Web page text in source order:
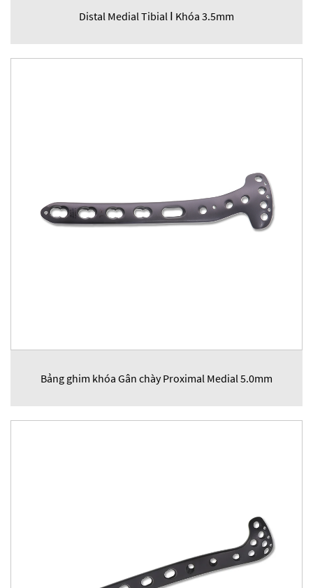
Distal Medial Tibial Ⅰ Khóa 3.5mm
Bảng ghim khóa Gân chày Proximal Medial 5.0mm